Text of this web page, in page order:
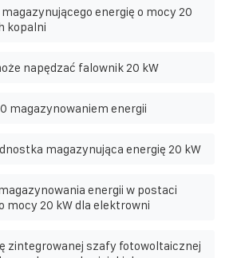
energię o mocy 20
kopalni
napędzać falownik 20 kW
magazynowaniem energii
magazynująca energię 20 kW
energii w postaci
mocy 20 kW dla elektrowni
zintegrowanej szafy fotowoltaicznej